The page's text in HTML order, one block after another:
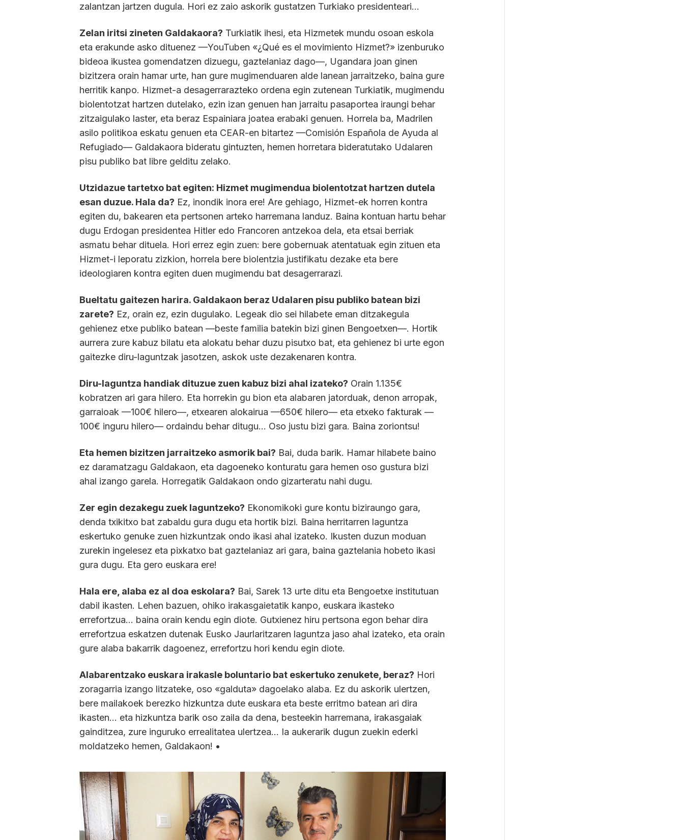
zalantzan jartzen dugula. Hori ez zaio askorik gustatzen Turkiako presidenteari…
Zelan iritsi zineten Galdakaora? Turkiatik ihesi, eta Hizmetek mundu osoan eskola
eta erakunde asko dituenez —YouTuben «¿Qué es el movimiento Hizmet?» izenburuko
bideoa ikustea gomendatzen dizuegu, gaztelaniaz dago—, Ugandara joan ginen
bizitzera orain hamar urte, han gure mugimenduaren alde lanean jarraitzeko, baina gure
herritik kanpo. Hizmet-a desagerrarazteko ordena egin zutenean Turkiatik, mugimendu
biolentotzat hartzen dutelako, ezin izan genuen han jarraitu pasaportea iraungi behar
zitzaigulako laster, eta beraz Espainiara joatea erabaki genuen. Horrela ba, Madrilen
asilo politikoa eskatu genuen eta CEAR-en bitartez —Comisión Española de Ayuda al
Refugiado— Galdakaora bideratu gintuzten, hemen horretara bideratutako Udalaren
pisu publiko bat libre gelditu zelako.
Utzidazue tartetxo bat egiten: Hizmet mugimendua biolentotzat hartzen dutela
esan duzue. Hala da? Ez, inondik inora ere! Are gehiago, Hizmet-ek horren kontra
egiten du, bakearen eta pertsonen arteko harremana landuz. Baina kontuan hartu behar
dugu Erdogan presidentea Hitler edo Francoren antzekoa dela, eta etsai berriak
asmatu behar dituela. Hori errez egin zuen: bere gobernuak atentatuak egin zituen eta
Hizmet-i leporatu zizkion, horrela bere biolentzia justifikatu dezake eta bere
ideologiaren kontra egiten duen mugimendu bat desagerrarazi.
Bueltatu gaitezen harira. Galdakaon beraz Udalaren pisu publiko batean bizi
zarete? Ez, orain ez, ezin dugulako. Legeak dio sei hilabete eman ditzakegula
gehienez etxe publiko batean —beste familia batekin bizi ginen Bengoetxen—. Hortik
aurrera zure kabuz bilatu eta alokatu behar duzu pisutxo bat, eta gehienez bi urte egon
gaitezke diru-laguntzak jasotzen, askok uste dezakenaren kontra.
Diru-laguntza handiak dituzue zuen kabuz bizi ahal izateko? Orain 1.135€
kobratzen ari gara hilero. Eta horrekin gu bion eta alabaren jatorduak, denon arropak,
garraioak —100€ hilero—, etxearen alokairua —650€ hilero— eta etxeko fakturak —
100€ inguru hilero— ordaindu behar ditugu… Oso justu bizi gara. Baina zoriontsu!
Eta hemen bizitzen jarraitzeko asmorik bai? Bai, duda barik. Hamar hilabete baino
ez daramatzagu Galdakaon, eta dagoeneko konturatu gara hemen oso gustura bizi
ahal izango garela. Horregatik Galdakaon ondo gizarteratu nahi dugu.
Zer egin dezakegu zuek laguntzeko? Ekonomikoki gure kontu biziraungo gara,
denda txikitxo bat zabaldu gura dugu eta hortik bizi. Baina herritarren laguntza
eskertuko genuke zuen hizkuntzak ondo ikasi ahal izateko. Ikusten duzun moduan
zurekin ingelesez eta pixkatxo bat gaztelaniaz ari gara, baina gaztelania hobeto ikasi
gura dugu. Eta gero euskara ere!
Hala ere, alaba ez al doa eskolara? Bai, Sarek 13 urte ditu eta Bengoetxe institutuan
dabil ikasten. Lehen bazuen, ohiko irakasgaietatik kanpo, euskara ikasteko
errefortzua… baina orain kendu egin diote. Gutxienez hiru pertsona egon behar dira
errefortzua eskatzen dutenak Eusko Jaurlaritzaren laguntza jaso ahal izateko, eta orain
gure alaba bakarrik dagoenez, errefortzu hori kendu egin diote.
Alabarentzako euskara irakasle boluntario bat eskertuko zenukete, beraz? Hori
zoragarria izango litzateke, oso «galduta» dagoelako alaba. Ez du askorik ulertzen,
bere mailakoek berezko hizkuntza dute euskara eta beste erritmo batean ari dira
ikasten… eta hizkuntza barik oso zaila da dena, besteekin harremana, irakasgaiak
gainditzea, zure inguruko errealitatea ulertzea… Ia aukerarik dugun zuekin ederki
moldatzeko hemen, Galdakaon! •